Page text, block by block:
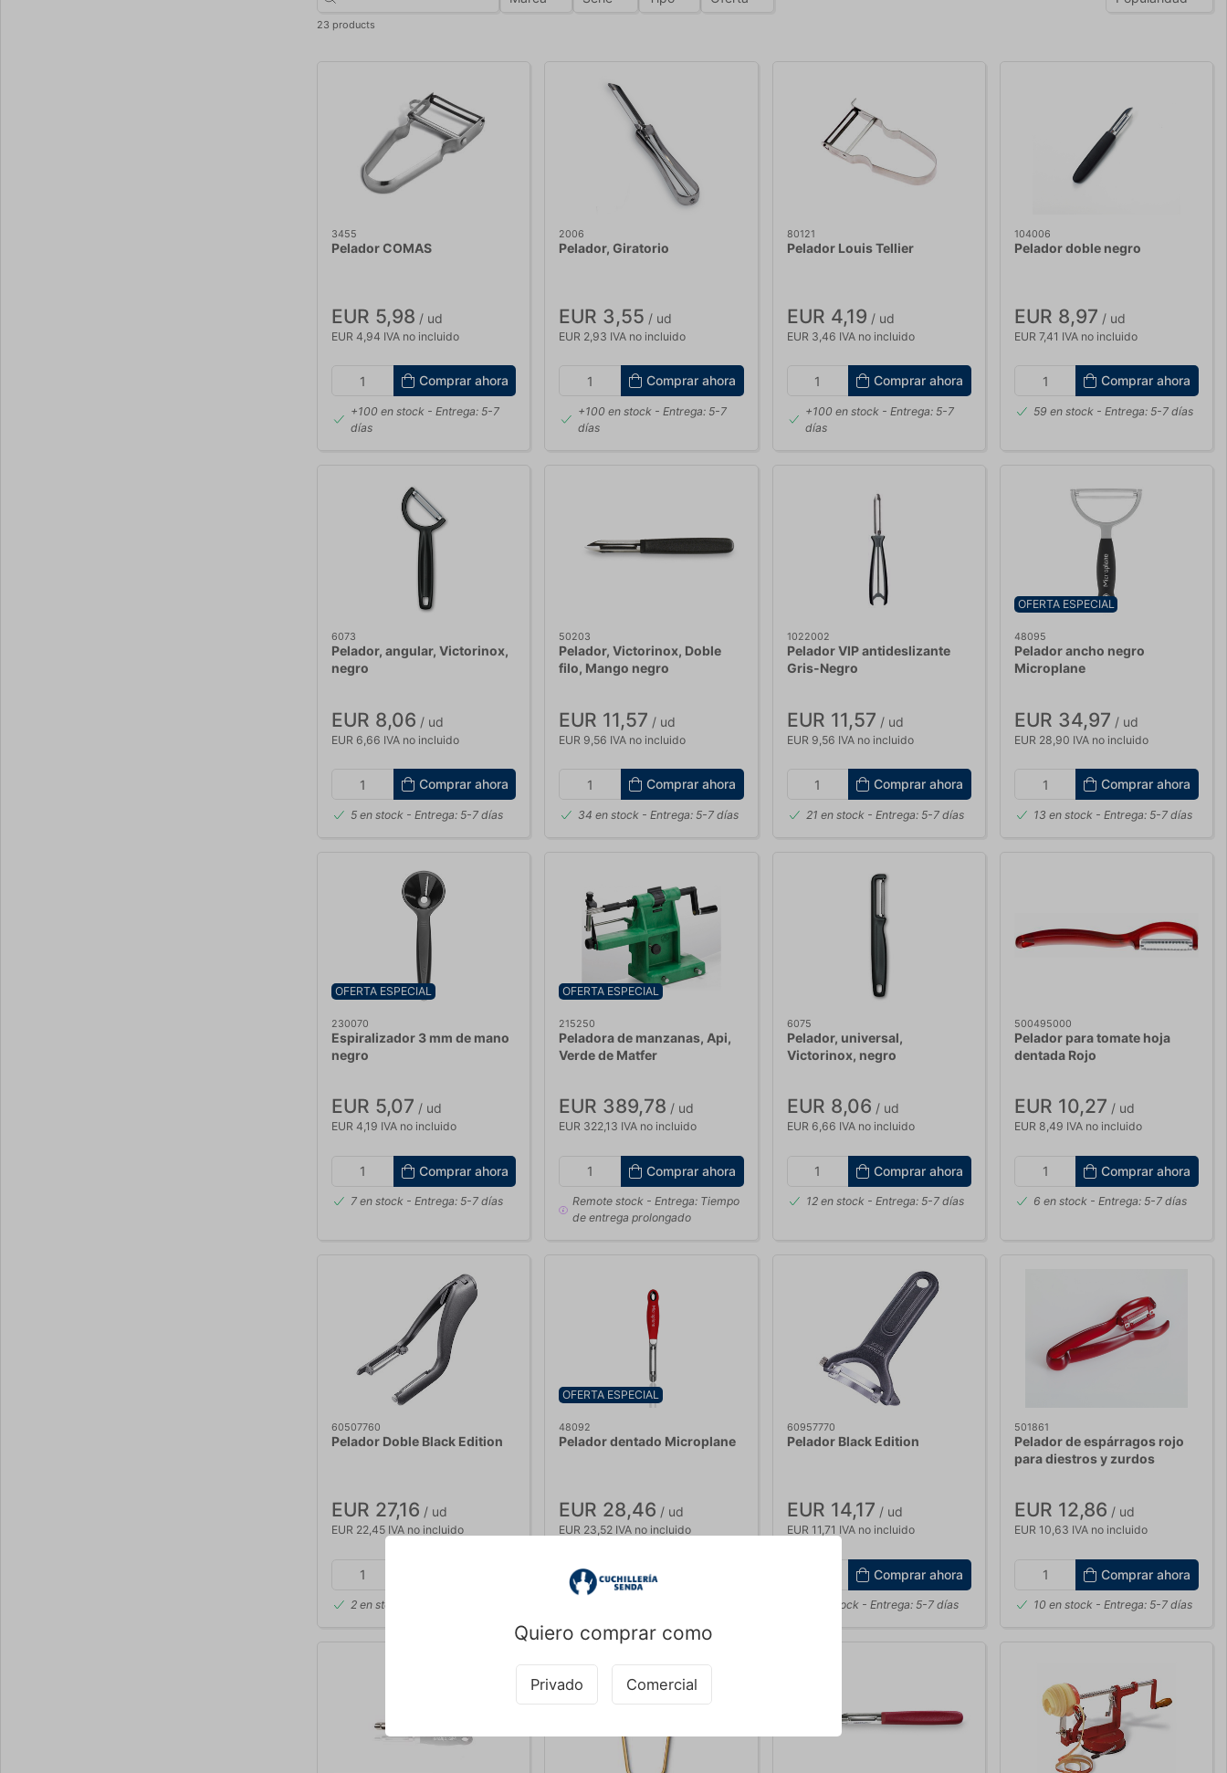
Quiero comprar como
Privado Comercial
23 products
3455
Pelador COMAS
EUR 5,98 / ud
EUR 4,94 IVA no incluido
Comprar ahora
+100 en stock- Entrega: 5-7
días
2006
Pelador, Giratorio
EUR 3,55 / ud
EUR 2,93 IVA no incluido
Comprar ahora
+100 en stock- Entrega: 5-7
días
80121
Pelador Louis Tellier
EUR 4,19 / ud
EUR 3,46 IVA no incluido
Comprar ahora
+100 en stock- Entrega: 5-7
días
104006
Pelador doble negro
EUR 8,97 / ud
EUR 7,41 IVA no incluido
Comprar ahora
59 en stock- Entrega: 5-7 días
6073
Pelador, angular, Victorinox,
negro
EUR 8,06 / ud
EUR 6,66 IVA no incluido
Comprar ahora
5 en stock - Entrega: 5-7 días
50203
Pelador, Victorinox, Doble
filo, Mango negro
EUR 11,57 / ud
EUR 9,56 IVA no incluido
Comprar ahora
34 en stock - Entrega: 5-7 días
1022002
Pelador VIP antideslizante
Gris-Negro
EUR 11,57 / ud
EUR 9,56 IVA no incluido
Comprar ahora
21 en stock- Entrega: 5-7 días
OFERTA ESPECIAL
48095
Pelador ancho negro
Microplane
EUR 34,97 / ud
EUR 28,90 IVA no incluido
Comprar ahora
13 en stock- Entrega: 5-7 días
OFERTA ESPECIAL
230070
Espiralizador 3 mm de mano
negro
EUR 5,07 / ud
EUR 4,19 IVA no incluido
Comprar ahora
7 en stock - Entrega: 5-7 días
OFERTA ESPECIAL
215250
Peladora de manzanas, Api,
Verde de Matfer
EUR 389,78 / ud
EUR 322,13 IVA no incluido
Comprar ahora
Remote stock- Entrega: Tiempo
de entrega prolongado
6075
Pelador, universal,
Victorinox, negro
EUR 8,06 / ud
EUR 6,66 IVA no incluido
Comprar ahora
12 en stock- Entrega: 5-7 días
500495000
Pelador para tomate hoja
dentada Rojo
EUR 10,27 / ud
EUR 8,49 IVA no incluido
Comprar ahora
6 en stock- Entrega: 5-7 días
60507760
Pelador Doble Black Edition
EUR 27,16 / ud
EUR 22,45 IVA no incluido
2 en stock
OFERTA ESPECIAL
48092
Pelador dentado Microplane
EUR 28,46 / ud
EUR 23,52 IVA no incluido
60957770
Pelador Black Edition
EUR 14,17 / ud
EUR 11,71 IVA no incluido
Comprar ahora
2 en stock- Entrega: 5-7 días
501861
Pelador de espárragos rojo
para diestros y zurdos
EUR 12,86 / ud
EUR 10,63 IVA no incluido
Comprar ahora
10 en stock- Entrega: 5-7 días